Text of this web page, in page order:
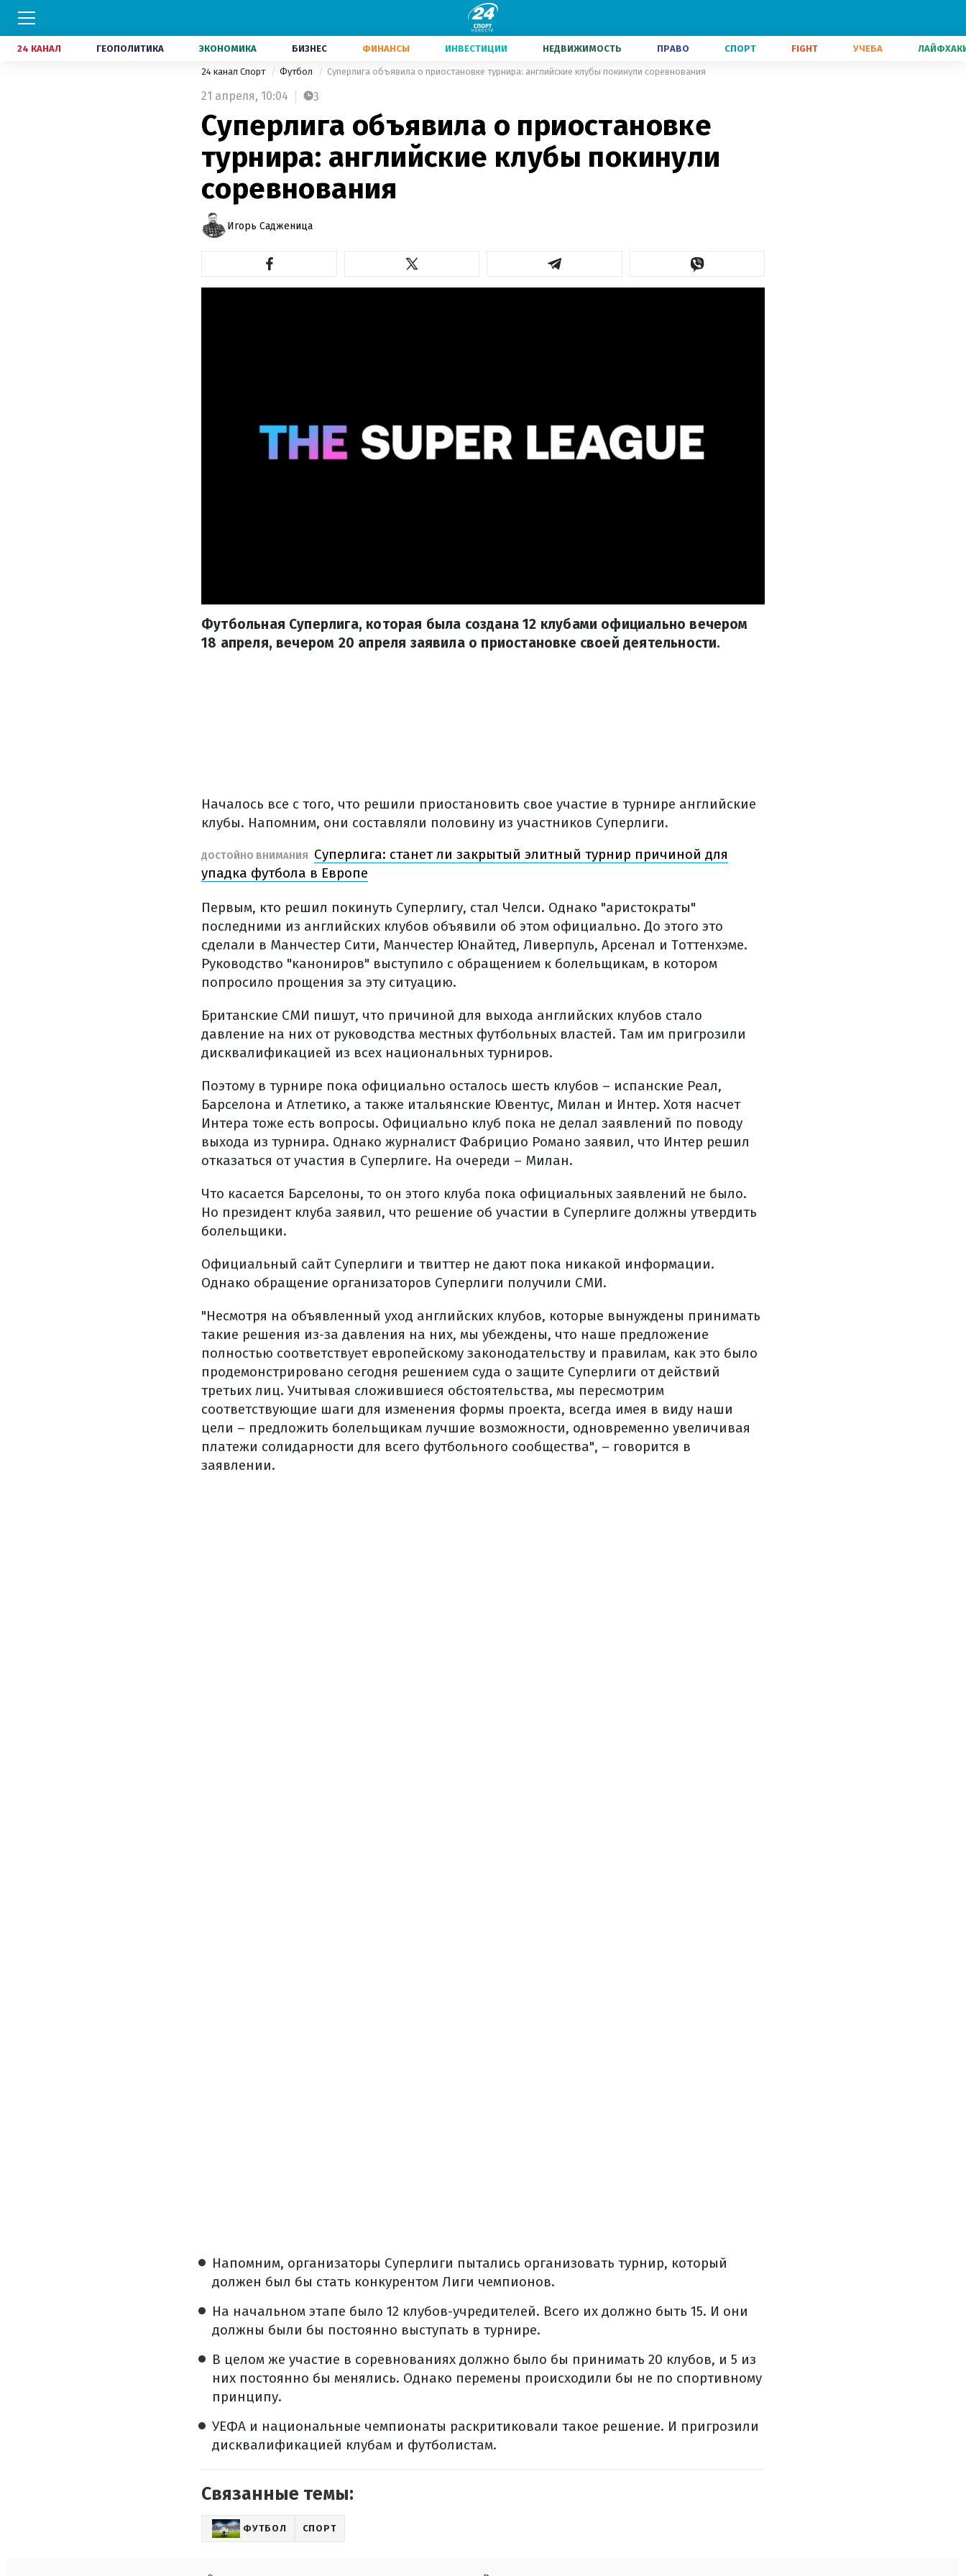
24 КАНАЛ ГЕОПОЛИТИКА ЭКОНОМИКА БИЗНЕС ФИНАНСЫ ИНВЕСТИЦИИ НЕДВИЖИМОСТЬ ПРАВО СПОРТ FIGHT УЧЕБА
24 канал Спорт Футбол Суперлига объявила о приостановке турнира: английские клубы покинули соревнования
21 апреля, 10:04 3
Суперлига объявила о приостановке
турнира: английские клубы покинули
соревнования
Игорь Садженица
Футбольная Суперлига, которая была создана 12 клубами официально вечером
18 апреля, вечером 20 апреля заявила о приостановке своей деятельности.
Началось все с того, что решили приостановить свое участие в турнире английские
клубы. Напомним, они составляли половину из участников Суперлиги.
ДОСТОЙНО ВНИМАНИЯ
Суперлига: станет ли закрытый элитный турнир причиной для
упадка футбола в Европе
Первым, кто решил покинуть Суперлигу, стал Челси. Однако "аристократы"
последними из английских клубов объявили об этом официально. До этого это
сделали в Манчестер Сити, Манчестер Юнайтед, Ливерпуль, Арсенал и Тоттенхэме.
Руководство "канониров" выступило с обращением к болельщикам, в котором
попросило прощения за эту ситуацию.
Британские СМИ пишут, что причиной для выхода английских клубов стало
давление на них от руководства местных футбольных властей. Там им пригрозили
дисквалификацией из всех национальных турниров.
Поэтому в турнире пока официально осталось шесть клубов – испанские Реал,
Барселона и Атлетико, а также итальянские Ювентус, Милан и Интер. Хотя насчет
Интера тоже есть вопросы. Официально клуб пока не делал заявлений по поводу
выхода из турнира. Однако журналист Фабрицио Романо заявил, что Интер решил
отказаться от участия в Суперлиге. На очереди – Милан.
Что касается Барселоны, то он этого клуба пока официальных заявлений не было.
Но президент клуба заявил, что решение об участии в Суперлиге должны утвердить
болельщики.
Официальный сайт Суперлиги и твиттер не дают пока никакой информации.
Однако обращение организаторов Суперлиги получили СМИ.
"Несмотря на объявленный уход английских клубов, которые вынуждены принимать
такие решения из-за давления на них, мы убеждены, что наше предложение
полностью соответствует европейскому законодательству и правилам, как это было
продемонстрировано сегодня решением суда о защите Суперлиги от действий
третьих лиц. Учитывая сложившиеся обстоятельства, мы пересмотрим
соответствующие шаги для изменения формы проекта, всегда имея в виду наши
цели – предложить болельщикам лучшие возможности, одновременно увеличивая
платежи солидарности для всего футбольного сообщества", – говорится в
заявлении.
Напомним, организаторы Суперлиги пытались организовать турнир, который
должен был бы стать конкурентом Лиги чемпионов.
На начальном этапе было 12 клубов-учредителей. Всего их должно быть 15. И они
должны были бы постоянно выступать в турнире.
В целом же участие в соревнованиях должно было бы принимать 20 клубов, и 5 из
них постоянно бы менялись. Однако перемены происходили бы не по спортивному
принципу.
УЕФА и национальные чемпионаты раскритиковали такое решение. И пригрозили
дисквалификацией клубам и футболистам.
Связанные темы:
ФУТБОЛ СПОРТ